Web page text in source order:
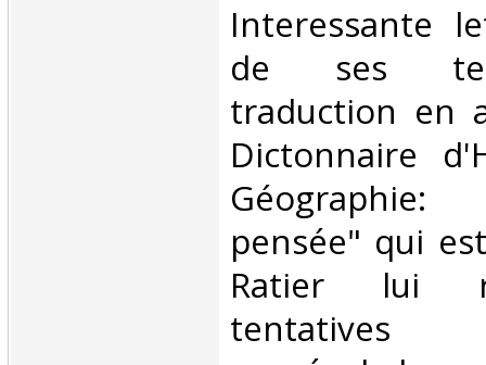
‎Interessante
de ses
traduction en
Dictonnaire
pensée" qui
Ratier lui
tentatives